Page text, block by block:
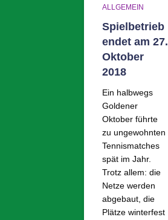
ALLGEMEIN
Spielbetrieb
endet am 27.
Oktober
2018
Ein halbwegs
Goldener
Oktober führte
zu ungewohnten
Tennismatches
spät im Jahr.
Trotz allem: die
Netze werden
abgebaut, die
Plätze winterfest